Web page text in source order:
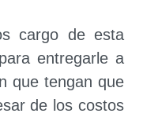
cargo de esta
entregarle a
que tengan que
de los costos